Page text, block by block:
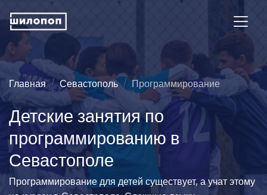
Главная Севастополь Программирование
Детские занятия по
программированию в
Севастополе
Программирование для детей существует, а учат этому